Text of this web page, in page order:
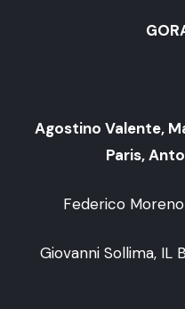
Agostino Valente,
Paris,
Federico
Giovanni Sollima, IL